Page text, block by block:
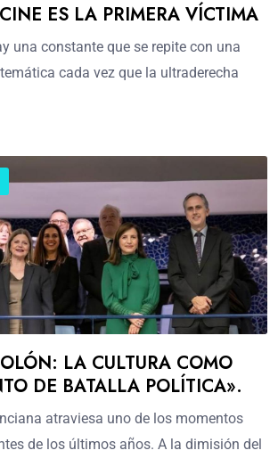
ES LA PRIMERA VÍCTIMA
una constante que se repite con una
cada vez que la ultraderecha
LA CULTURA COMO
DE BATALLA POLÍTICA».
atraviesa uno de los momentos
de los últimos años. A la dimisión del